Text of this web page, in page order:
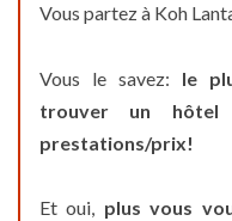
Vous partez à Koh
Vous le savez: le
trouver un
prestations/prix!
Et oui, plus vous